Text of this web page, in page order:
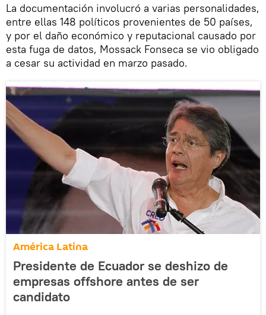
La documentación involucró a varias personalidades,
entre ellas 148 políticos provenientes de 50 países,
y por el daño económico y reputacional causado por
esta fuga de datos, Mossack Fonseca se vio obligado
a cesar su actividad en marzo pasado.
América Latina
Presidente de Ecuador se deshizo de
empresas offshore antes de ser
candidato